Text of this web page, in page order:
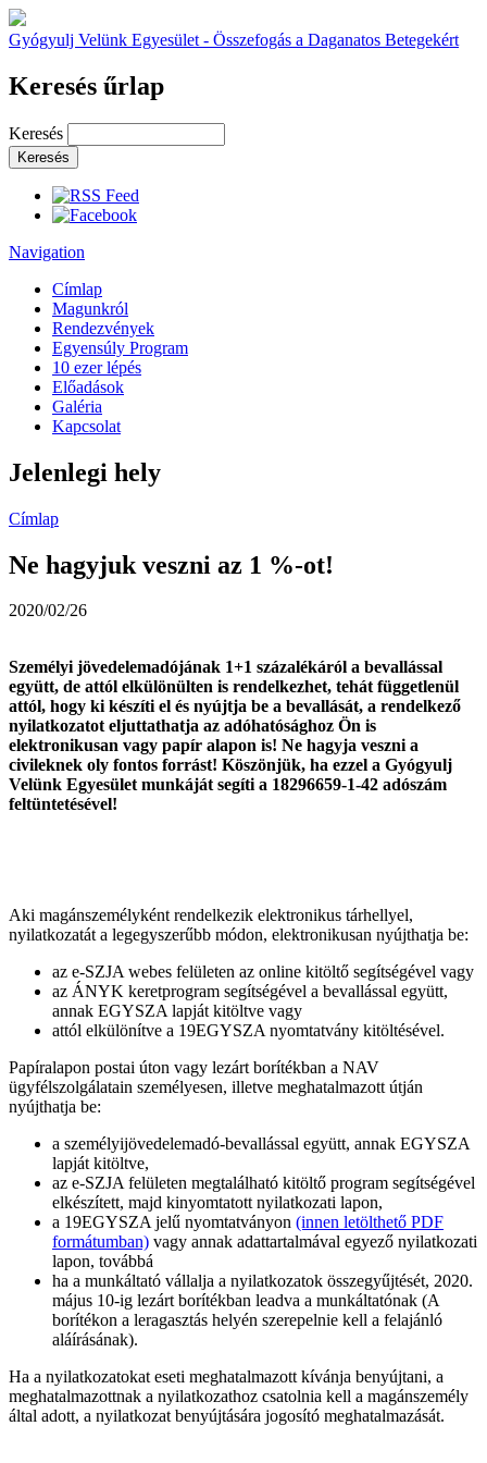
Gyógyulj Velünk Egyesület - Összefogás a Daganatos Betegekért
Keresés űrlap
Keresés
Navigation
Címlap
Magunkról
Rendezvények
Egyensúly Program
10 ezer lépés
Előadások
Galéria
Kapcsolat
Jelenlegi hely
Címlap
Ne hagyjuk veszni az 1 %-ot!
2020/02/26
Személyi jövedelemadójának 1+1 százalékáról a bevallással
együtt, de attól elkülönülten is rendelkezhet, tehát függetlenül
attól, hogy ki készíti el és nyújtja be a bevallását, a rendelkező
nyilatkozatot eljuttathatja az adóhatósághoz Ön is
elektronikusan vagy papír alapon is! Ne hagyja veszni a
civileknek oly fontos forrást! Köszönjük, ha ezzel a Gyógyulj
Velünk Egyesület munkáját segíti a 18296659-1-42 adószám
feltüntetésével!
Aki magánszemélyként rendelkezik elektronikus tárhellyel,
nyilatkozatát a legegyszerűbb módon, elektronikusan nyújthatja be:
az e-SZJA webes felületen az online kitöltő segítségével vagy
az ÁNYK keretprogram segítségével a bevallással együtt,
annak EGYSZA lapját kitöltve vagy
attól elkülönítve a 19EGYSZA nyomtatvány kitöltésével.
Papíralapon postai úton vagy lezárt borítékban a NAV
ügyfélszolgálatain személyesen, illetve meghatalmazott útján
nyújthatja be:
a személyijövedelemadó-bevallással együtt, annak EGYSZA
lapját kitöltve,
az e-SZJA felületen megtalálható kitöltő program segítségével
elkészített, majd kinyomtatott nyilatkozati lapon,
a 19EGYSZA jelű nyomtatványon (innen letölthető PDF
formátumban) vagy annak adattartalmával egyező nyilatkozati
lapon, továbbá
ha a munkáltató vállalja a nyilatkozatok összegyűjtését, 2020.
május 10-ig lezárt borítékban leadva a munkáltatónak (A
borítékon a leragasztás helyén szerepelnie kell a felajánló
aláírásának).
Ha a nyilatkozatokat eseti meghatalmazott kívánja benyújtani, a
meghatalmazottnak a nyilatkozathoz csatolnia kell a magánszemély
által adott, a nyilatkozat benyújtására jogosító meghatalmazását.